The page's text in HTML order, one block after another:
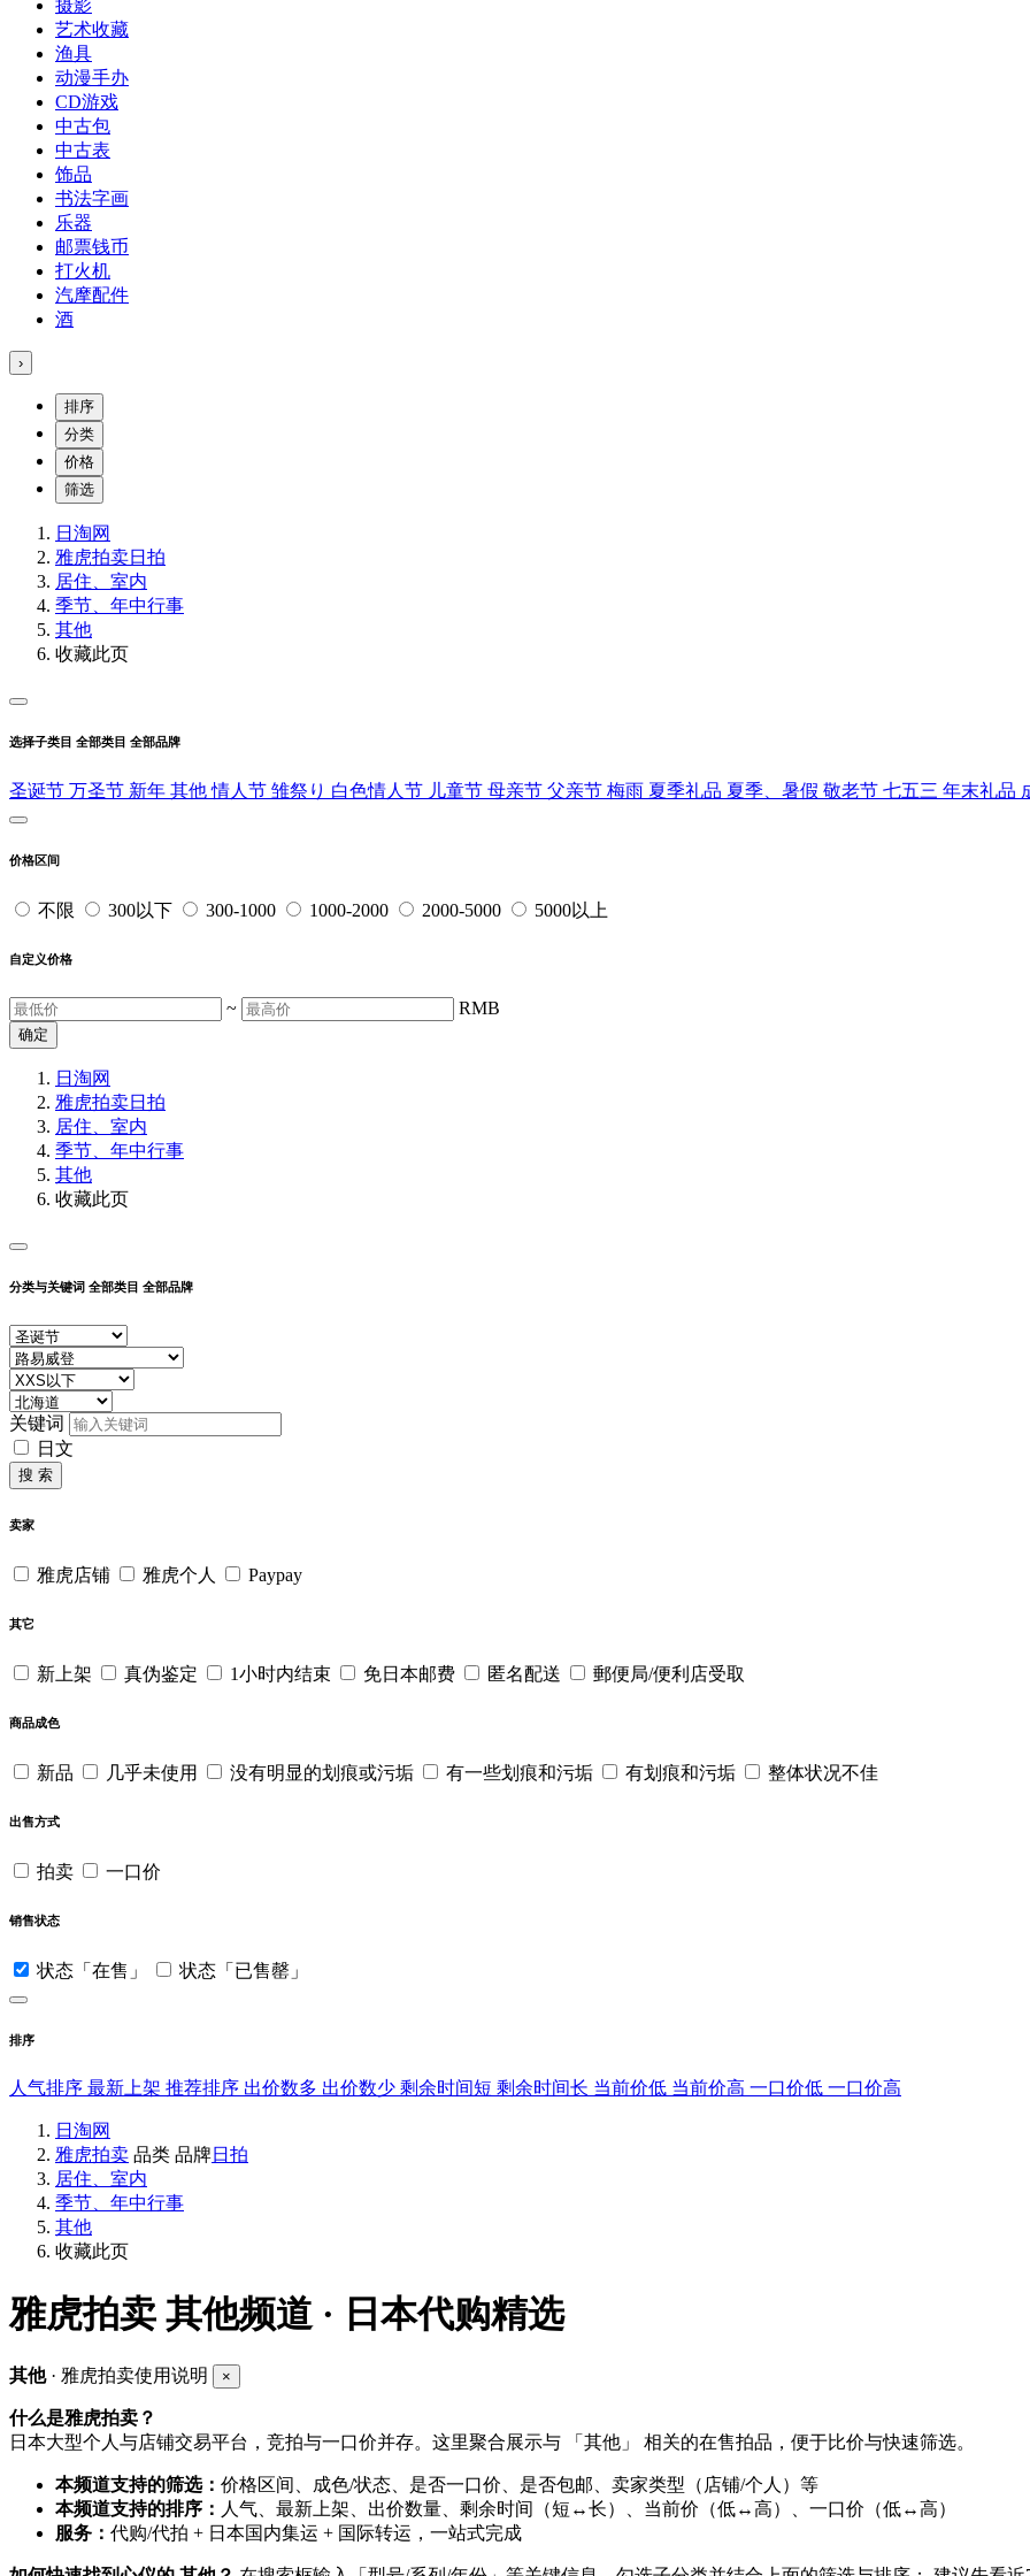
摄影
艺术收藏
渔具
动漫手办
CD游戏
中古包
中古表
饰品
书法字画
乐器
邮票钱币
打火机
汽摩配件
酒
›
排序
分类
价格
筛选
日淘网
雅虎拍卖日拍
居住、室内
季节、年中行事
其他
收藏此页
选择子类目 全部类目 全部品牌
圣诞节 万圣节 新年 其他情人节 雏祭り 白色情人节 儿童节 母亲节 父亲节 梅雨 夏季礼品 夏季、暑假 敬老节 七五三 年末礼品
价格区间
不限 300以下 300-1000 1000-2000 2000-5000 5000以上
自定义价格
~ RMB
确定
日淘网
雅虎拍卖日拍
居住、室内
季节、年中行事
其他
收藏此页
分类与关键词 全部类目 全部品牌
关键词
日文
搜 索
卖家
雅虎店铺 雅虎个人 Paypay
其它
新上架 真伪鉴定 1小时内结束 免日本邮费 匿名配送 郵便局/便利店受取
商品成色
新品 几乎未使用 没有明显的划痕或污垢 有一些划痕和污垢 有划痕和污垢 整体状况不佳
出售方式
拍卖 一口价
销售状态
状态「在售」 状态「已售罄」
排序
人气排序 最新上架 推荐排序 出价数多 出价数少 剩余时间短 剩余时间长 当前价低 当前价高 一口价低 一口价高
日淘网
雅虎拍卖 品类 品牌日拍
居住、室内
季节、年中行事
其他
收藏此页
雅虎拍卖 其他频道 · 日本代购精选
其他· 雅虎拍卖使用说明 ×
什么是雅虎拍卖？
日本大型个人与店铺交易平台，竞拍与一口价并存。这里聚合展示与 「其他」 相关的在售拍品，便于比价与快速筛选。
本频道支持的筛选： 价格区间、成色/状态、是否一口价、是否包邮、卖家类型（店铺/个人）等
本频道支持的排序： 人气、最新上架、出价数量、剩余时间（短↔长）、当前价（低↔高）、一口价（低↔高）
服务： 代购/代拍 + 日本国内集运 + 国际转运，一站式完成